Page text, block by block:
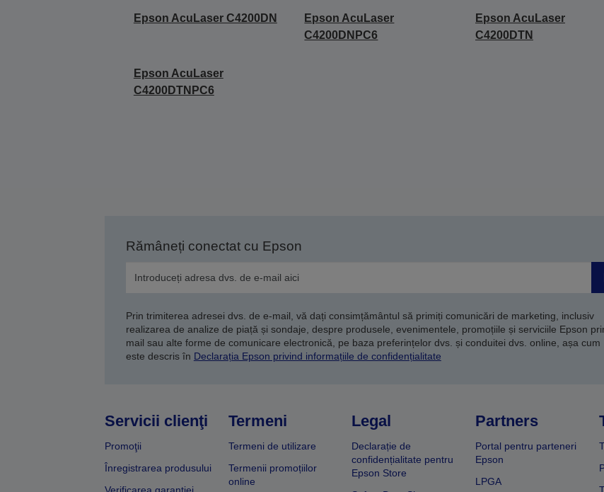
Epson AcuLaser C4200DN
Epson AcuLaser
C4200DNPC6
Epson AcuLaser
C4200DTN
Epson AcuLaser
C4200DTNPC6
Rămâneți conectat cu Epson
Prin trimiterea adresei dvs. de e-mail, vă dați consimțământul să primiți comunicări de marketing, inclusiv
realizarea de analize de piață și sondaje, despre produsele, evenimentele, promoțiile și serviciile Epson
mail sau alte forme de comunicare electronică, pe baza preferințelor dvs. și conduitei dvs. online, așa cum
este descris în Declarația Epson privind informațiile de confidențialitate
Servicii clienţi
Promoţii
Înregistrarea produsului
Termeni
Termeni de utilizare
Termenii promoțiilor
online
Legal
Declarație de
confidențialitate pentru
Epson Store
Partners
Portal pentru parteneri
Epson
LPGA